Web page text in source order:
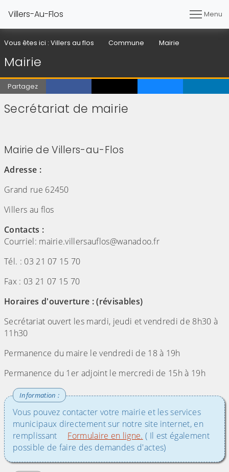
Villers-Au-Flos Menu
Vous êtes ici : Villers au flos Commune Mairie
Mairie
Partagez
Secrétariat de mairie
Mairie de Villers-au-Flos
Adresse :
Grand rue 62450
Villers au flos
Contacts :
Courriel: mairie.villersauflos@wanadoo.fr
Tél. : 03 21 07 15 70
Fax : 03 21 07 15 70
Horaires d'ouverture : (révisables)
Secrétariat ouvert les mardi, jeudi et vendredi de 8h30 à
11h30
Permanence du maire le vendredi de 18 à 19h
Permanence du 1er adjoint le mercredi de 15h à 19h
Vous pouvez contacter votre mairie et les services
municipaux directement sur notre site internet, en
remplissant
Formulaire en ligne. ( Il est également
possible de faire des demandes d'actes)